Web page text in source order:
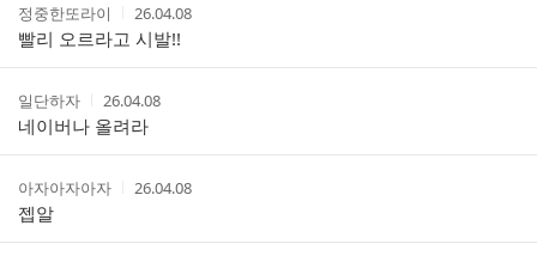
작
성
자
정중한또라이
작
성
시
간
26.04.08
빨리 오르라고 시발!!
작
성
자
일단하자
작
성
시
간
26.04.08
네이버나 올려라
작
성
자
아자아자아자
작
간
26.04.08
젭알